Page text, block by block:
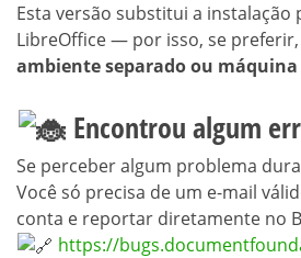
Esta versão substitui a instalação
LibreOffice — por isso, se preferir,
ambiente separado ou máquina
Encontrou algum
Se perceber algum problema
Você só precisa de um e-mail
conta e reportar diretamente no
https://